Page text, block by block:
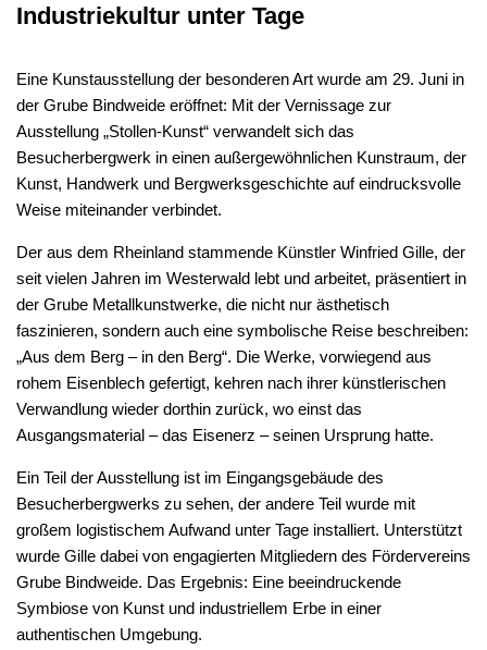
Industriekultur unter Tage
Eine Kunstausstellung der besonderen Art wurde am 29. Juni in
der Grube Bindweide eröffnet: Mit der Vernissage zur
Ausstellung „Stollen-Kunst“ verwandelt sich das
Besucherbergwerk in einen außergewöhnlichen Kunstraum, der
Kunst, Handwerk und Bergwerksgeschichte auf eindrucksvolle
Weise miteinander verbindet.
Der aus dem Rheinland stammende Künstler Winfried Gille, der
seit vielen Jahren im Westerwald lebt und arbeitet, präsentiert in
der Grube Metallkunstwerke, die nicht nur ästhetisch
faszinieren, sondern auch eine symbolische Reise beschreiben:
„Aus dem Berg – in den Berg“. Die Werke, vorwiegend aus
rohem Eisenblech gefertigt, kehren nach ihrer künstlerischen
Verwandlung wieder dorthin zurück, wo einst das
Ausgangsmaterial – das Eisenerz – seinen Ursprung hatte.
Ein Teil der Ausstellung ist im Eingangsgebäude des
Besucherbergwerks zu sehen, der andere Teil wurde mit
großem logistischem Aufwand unter Tage installiert. Unterstützt
wurde Gille dabei von engagierten Mitgliedern des Fördervereins
Grube Bindweide. Das Ergebnis: Eine beeindruckende
Symbiose von Kunst und industriellem Erbe in einer
authentischen Umgebung.